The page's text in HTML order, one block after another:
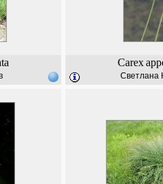
Carex
Светлана